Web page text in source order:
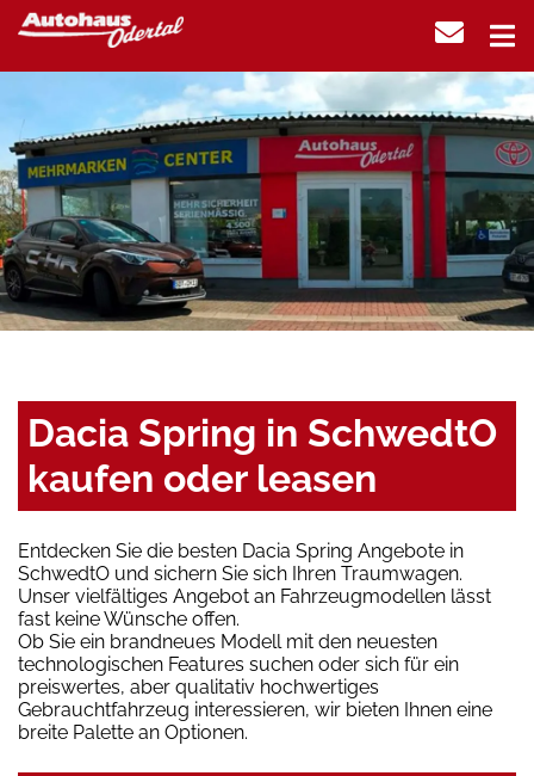
Dacia Spring in SchwedtO
kaufen oder leasen
Entdecken Sie die besten Dacia Spring Angebote in
SchwedtO und sichern Sie sich Ihren Traumwagen.
Unser vielfältiges Angebot an Fahrzeugmodellen lässt
fast keine Wünsche offen.
Ob Sie ein brandneues Modell mit den neuesten
technologischen Features suchen oder sich für ein
preiswertes, aber qualitativ hochwertiges
Gebrauchtfahrzeug interessieren, wir bieten Ihnen eine
breite Palette an Optionen.